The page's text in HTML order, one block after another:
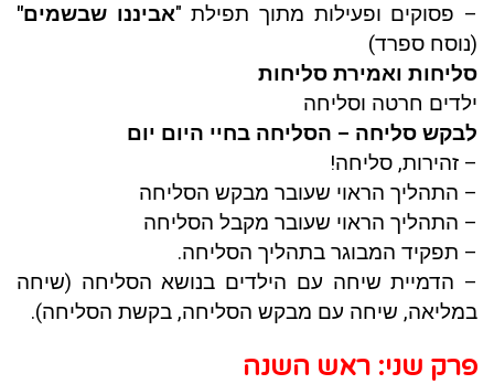
– פסוקים ופעילות מתוך תפילת "אביננו שבשמים"
(נוסח ספרד)
סליחות ואמירת סליחות
ילדים חרטה וסליחה
לבקש סליחה – הסליחה בחיי היום יום
– זהירות, סליחה!
– התהליך הראוי שעובר מבקש הסליחה
– התהליך הראוי שעובר מקבל הסליחה
– תפקיד המבוגר בתהליך הסליחה.
– הדמיית שיחה עם הילדים בנושא הסליחה (שיחה
במליאה, שיחה עם מבקש הסליחה, בקשת הסליחה).
פרק שני: ראש השנה